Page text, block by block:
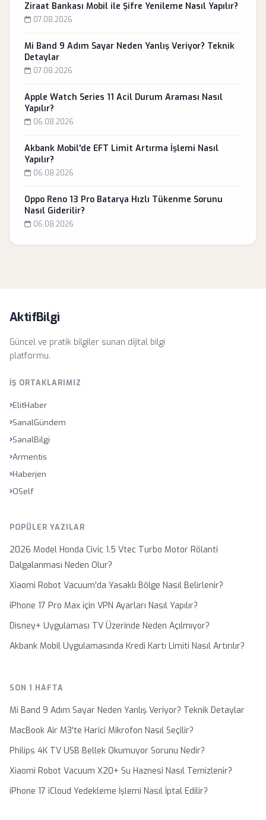
Ziraat Bankası Mobil ile Şifre Yenileme Nasıl Yapılır?
07.08.2026
Mi Band 9 Adım Sayar Neden Yanlış Veriyor? Teknik
Detaylar
07.08.2026
Apple Watch Series 11 Acil Durum Araması Nasıl
Yapılır?
06.08.2026
Akbank Mobil'de EFT Limit Artırma İşlemi Nasıl
Yapılır?
06.08.2026
Oppo Reno 13 Pro Batarya Hızlı Tükenme Sorunu
Nasıl Giderilir?
06.08.2026
AktifBilgi
Güncel ve pratik bilgiler sunan dijital bilgi
platformu.
İŞ ORTAKLARIMIZ
›ElitHaber
›SanalGündem
›SanalBilgi
›Armentis
›Haberjen
›OSelf
POPÜLER YAZILAR
2026 Model Honda Civic 1.5 Vtec Turbo Motor Rölanti
Dalgalanması Neden Olur?
Xiaomi Robot Vacuum'da Yasaklı Bölge Nasıl Belirlenir?
iPhone 17 Pro Max için VPN Ayarları Nasıl Yapılır?
Disney+ Uygulaması TV Üzerinde Neden Açılmıyor?
Akbank Mobil Uygulamasında Kredi Kartı Limiti Nasıl Artırılır?
SON 1 HAFTA
Mi Band 9 Adım Sayar Neden Yanlış Veriyor? Teknik Detaylar
MacBook Air M3'te Harici Mikrofon Nasıl Seçilir?
Philips 4K TV USB Bellek Okumuyor Sorunu Nedir?
Xiaomi Robot Vacuum X20+ Su Haznesi Nasıl Temizlenir?
iPhone 17 iCloud Yedekleme İşlemi Nasıl İptal Edilir?